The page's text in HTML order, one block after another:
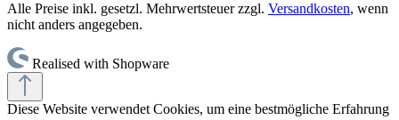
Alle Preise inkl. gesetzl. Mehrwertsteuer zzgl. Versandkosten, wenn
nicht anders angegeben.
Realised with Shopware
Diese Website verwendet Cookies, um eine bestmögliche Erfahrung